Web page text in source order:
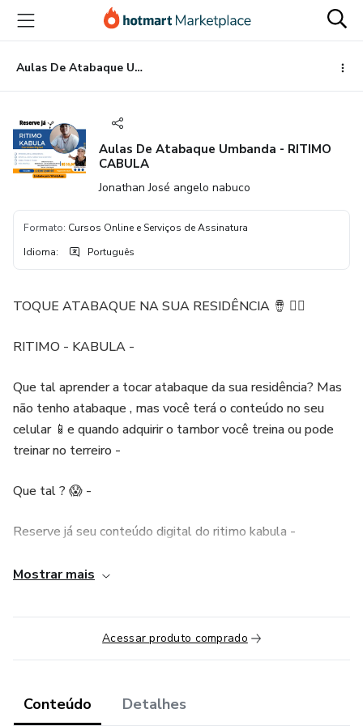
para
conteúdo
principal
para
pagamento
para
rodapé
Aulas De Atabaque Umbanda - RITIMO CABULA
Aulas De Atabaque Umbanda - RITIMO
CABULA
Jonathan José angelo nabuco
Formato: Cursos Online e Serviços de Assinatura
Idioma: Português
TOQUE ATABAQUE NA SUA RESIDÊNCIA 🪘 👈🏻
RITIMO - KABULA -
Que tal aprender a tocar atabaque da sua residência? Mas
não tenho atabaque , mas você terá o conteúdo no seu
celular 📱e quando adquirir o tambor você treina ou pode
treinar no terreiro -
Que tal ? 😱 -
Reserve já seu conteúdo digital do ritimo kabula -
O que vem ?
Conteúdo:
Vídeo 🎦 passo a passo igual na apostila -
Mostrar mais
Acessar produto comprado
Conteúdo Detalhes